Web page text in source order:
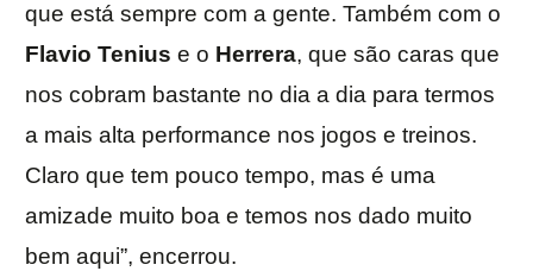
que está sempre com a gente. Também com o
Flavio Tenius e o Herrera, que são caras que
nos cobram bastante no dia a dia para termos
a mais alta performance nos jogos e treinos.
Claro que tem pouco tempo, mas é uma
amizade muito boa e temos nos dado muito
bem aqui”, encerrou.